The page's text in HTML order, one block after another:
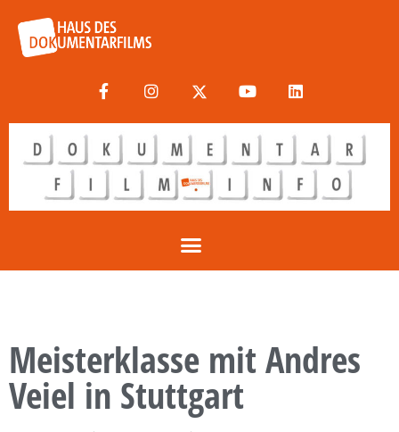
Meisterklasse mit Andres
Veiel in Stuttgart